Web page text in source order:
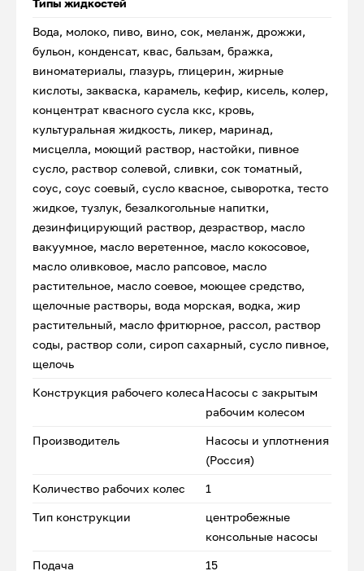
Типы жидкостей
Вода, молоко, пиво, вино, сок, меланж, дрожжи,
бульон, конденсат, квас, бальзам, бражка,
виноматериалы, глазурь, глицерин, жирные
кислоты, закваска, карамель, кефир, кисель, колер,
концентрат квасного сусла ккс, кровь,
культуральная жидкость, ликер, маринад,
мисцелла, моющий раствор, настойки, пивное
сусло, раствор солевой, сливки, сок томатный,
соус, соус соевый, сусло квасное, сыворотка, тесто
жидкое, тузлук, безалкогольные напитки,
дезинфицирующий раствор, дезраствор, масло
вакуумное, масло веретенное, масло кокосовое,
масло оливковое, масло рапсовое, масло
растительное, масло соевое, моющее средство,
щелочные растворы, вода морская, водка, жир
растительный, масло фритюрное, рассол, раствор
соды, раствор соли, сироп сахарный, сусло пивное,
щелочь
Конструкция рабочего колесаНасосы с закрытым
рабочим колесом
Производитель
Насосы и уплотнения
(Россия)
Количество рабочих колес 1
Тип конструкции
центробежные
консольные насосы
Подача 15